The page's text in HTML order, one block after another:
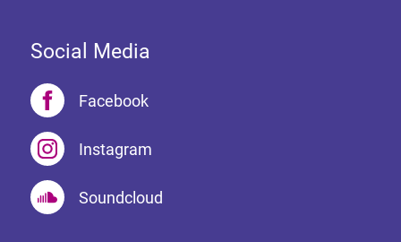
Social Media
Facebook
Instagram
Soundcloud